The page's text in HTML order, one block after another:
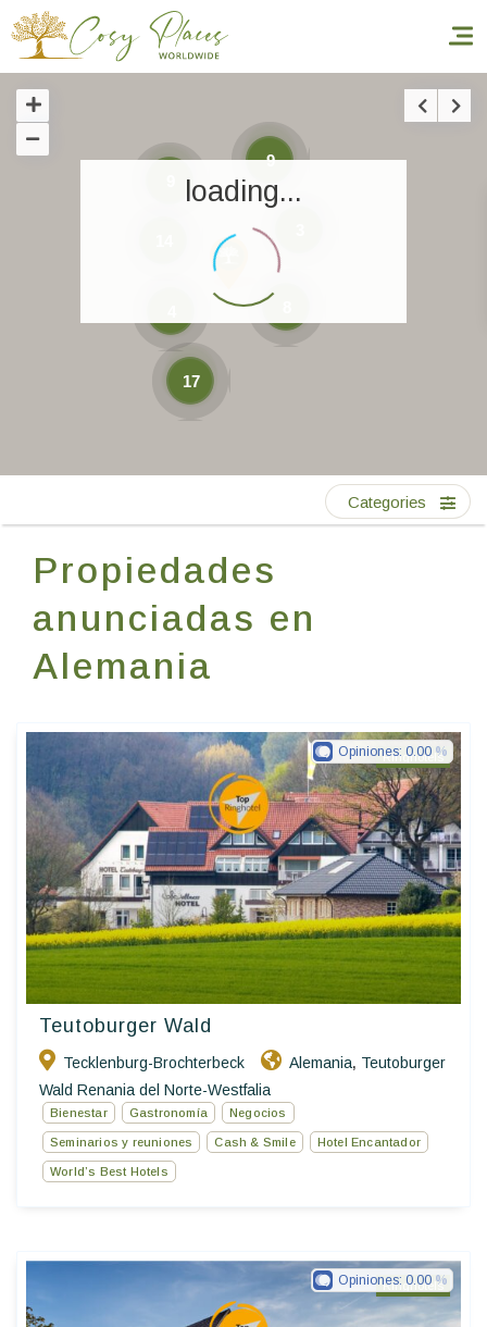
Inicio
Reservar una estancia
Nuestra colección mundial
World’s Best Hotels
Hacer que viajes
Estancia temática
ES
17
9
loading...
Propiedades
anunciadas en
Alemania
Categories
Ringhotels
Teutoburger Wald
Tecklenburg-Brochterbeck Alemania, Teutoburger
Wald Renania del Norte-Westfalia
Opiniones: 0.00
Bienestar Gastronomía Negocios
Seminarios y reuniones Cash & Smile Hotel Encantador
World’s Best Hotels
Ringhotels
Opiniones: 0.00